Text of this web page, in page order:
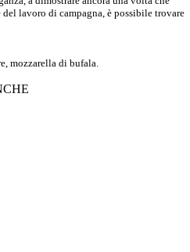
lavoro di campagna, è possibile trovare
mozzarella di bufala.